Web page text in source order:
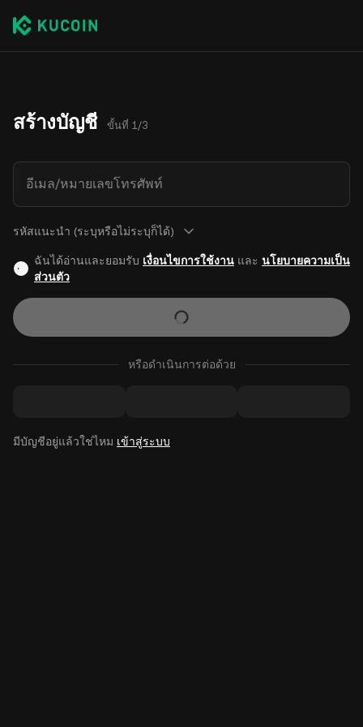
สร้างบัญชี ขั้นที่ 1/3
อีเมล/หมายเลขโทรศัพท์
รหัสแนะนำ (ระบุหรือไม่ระบุก็ได้)
ฉันได้อ่านและยอมรับ เงื่อนไขการใช้งานและ นโยบายความเป็น
ส่วนตัว
หรือดำเนินการต่อด้วย
มีบัญชีอยู่แล้วใช่ไหม เข้าสู่ระบบ